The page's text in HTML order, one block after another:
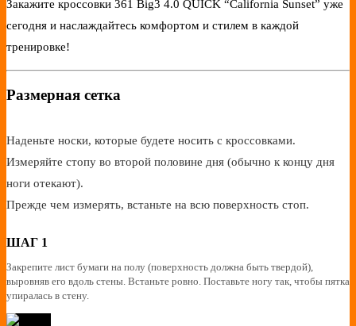
Закажите кроссовки 361 Big3 4.0 QUICK “California Sunset” уже
сегодня и наслаждайтесь комфортом и стилем в каждой
тренировке!
Размерная сетка
Наденьте носки, которые будете носить с кроссовками.
Измеряйте стопу во второй половине дня (обычно к концу дня
ноги отекают).
Прежде чем измерять, встаньте на всю поверхность стоп.
ШАГ 1
Закрепите лист бумаги на полу (поверхность должна быть твердой),
выровняв его вдоль стены. Встаньте ровно. Поставьте ногу так, чтобы пятка
упиралась в стену.